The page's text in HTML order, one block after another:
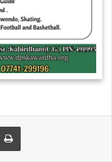
Email Print